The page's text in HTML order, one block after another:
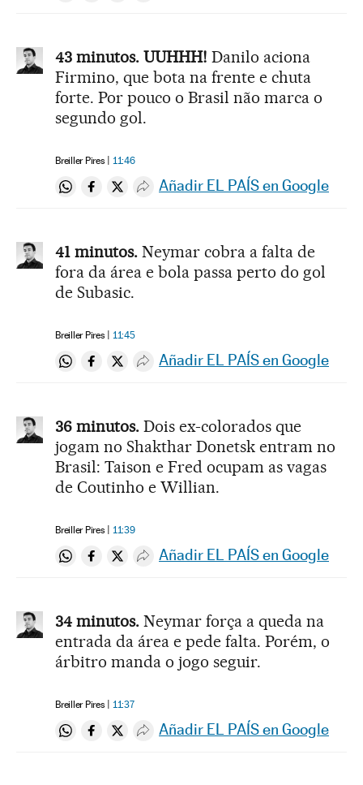
43 minutos. UUHHH! Danilo aciona
Firmino, que bota na frente e chuta
forte. Por pouco o Brasil não marca o
segundo gol.
Breiller Pires 11:46
Compartir en Whatsapp
Compartir en Facebook
Compartir en Twitter
Desplegar Redes Sociales
Añadir EL PAÍS en Google
41 minutos. Neymar cobra a falta de
fora da área e bola passa perto do gol
de Subasic.
Breiller Pires 11:45
Compartir en Whatsapp
Compartir en Facebook
Compartir en Twitter
Desplegar Redes Sociales
Añadir EL PAÍS en Google
36 minutos. Dois ex-colorados que
jogam no Shakthar Donetsk entram no
Brasil: Taison e Fred ocupam as vagas
de Coutinho e Willian.
Breiller Pires 11:39
Compartir en Whatsapp
Compartir en Facebook
Compartir en Twitter
Desplegar Redes Sociales
Añadir EL PAÍS en Google
34 minutos. Neymar força a queda na
entrada da área e pede falta. Porém, o
árbitro manda o jogo seguir.
Breiller Pires 11:37
Compartir en Whatsapp
Compartir en Facebook
Compartir en Twitter
Desplegar Redes Sociales
Añadir EL PAÍS en Google